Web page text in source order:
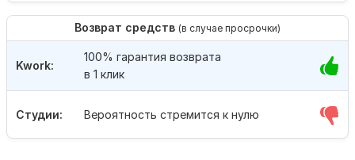
Возврат средств (в случае просрочки)
Студии: Вероятность стремится к нулю
Kwork:
100% гарантия возврата
в 1 клик